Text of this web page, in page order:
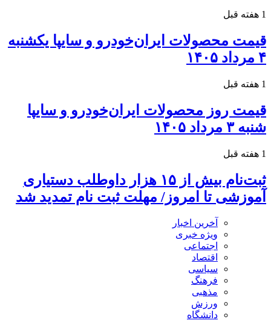
1 هفته قبل
قیمت محصولات ایران‌خودرو و سایپا یکشنبه
۴ مرداد ۱۴۰۵
1 هفته قبل
قیمت روز محصولات ایران‌خودرو و سایپا
شنبه ۳ مرداد ۱۴۰۵
1 هفته قبل
ثبت‌نام بیش از ۱۵ هزار داوطلب دستیاری
آموزشی تا امروز/ مهلت ثبت نام تمدید شد
آخرین اخبار
ویژه خبری
اجتماعی
اقتصاد
سیاسی
فرهنگ
مذهبی
ورزش
دانشگاه